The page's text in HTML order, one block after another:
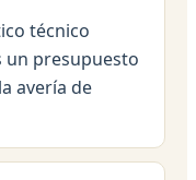
técnico
un presupuesto
avería de